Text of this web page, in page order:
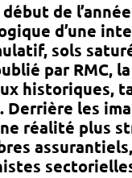
de
d’une
sols
parRMC,
historiques,
Derrière les
réalité plus